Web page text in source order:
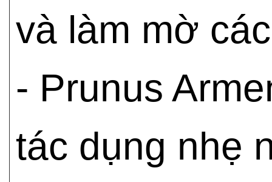
và làm mờ
- Prunus
tác dụng nhẹ